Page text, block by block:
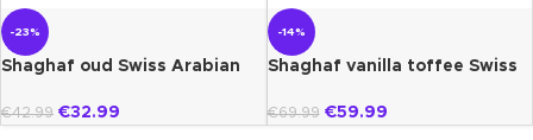
-23%
Shaghaf oud Swiss Arabian
€42.99 €32.99
-14%
Shaghaf vanilla toffee Swiss
€69.99 €59.99